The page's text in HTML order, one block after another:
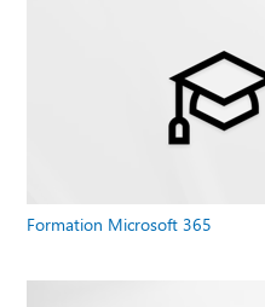
Formation Microsoft 365